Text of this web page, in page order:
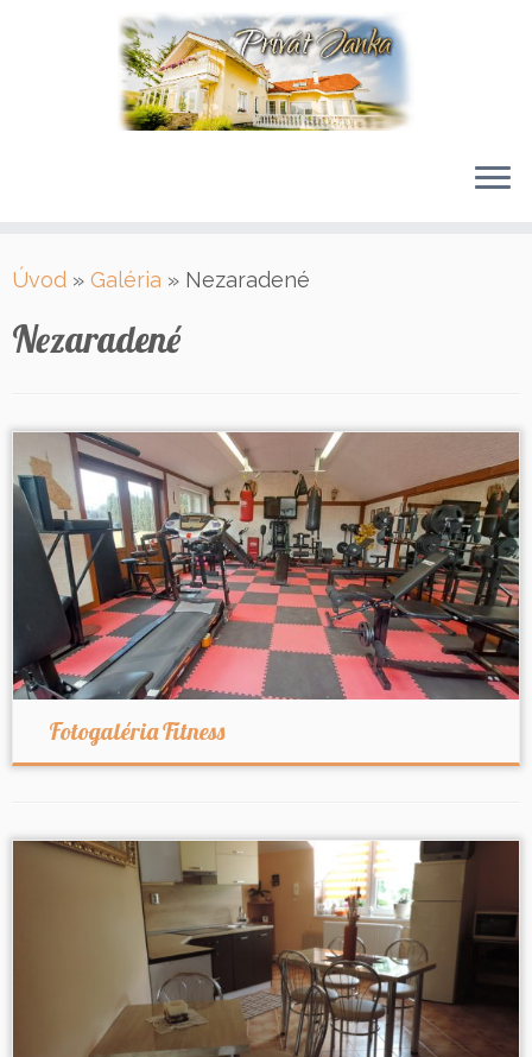
toÚvod » Galéria » Nezaradené
Nezaradené
Fotogaléria Fitness